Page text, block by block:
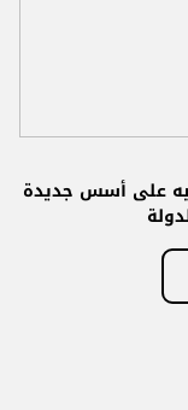
على أسس جديدة